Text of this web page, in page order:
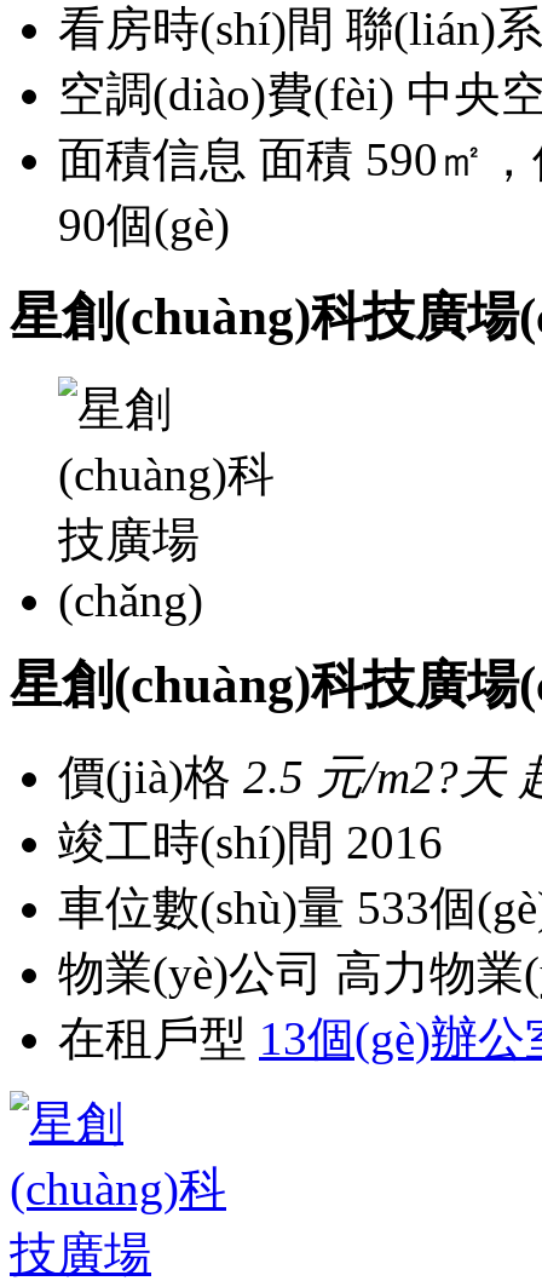
看房時(shí)間 聯(lián)
空調(diào)費(fèi) 中央
面積信息 面積 590㎡
90個(gè)
星創(chuàng)科技廣場
星創(chuàng)科技廣場
價(jià)格 2.5 元/m2?天
竣工時(shí)間 2016
車位數(shù)量 533個
物業(yè)公司 高力物業
在租戶型 13個(gè)辦公